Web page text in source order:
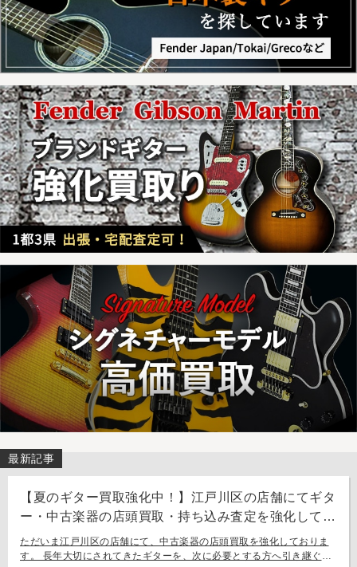
最新記事
【夏のギター買取強化中！】江戸川区の店舗にてギタ
ー・中古楽器の店頭買取・持ち込み査定を強化してお
ります。
ただいま江戸川区の店舗にて、中古楽器の店頭買取を強化しておりま
す。 長年大切にされてきたギターを、次に必要とする方へ引き継ぐお